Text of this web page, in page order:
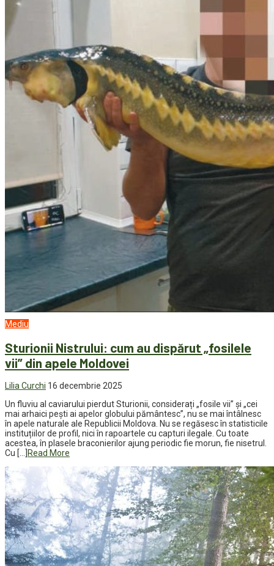
Mediu
Sturionii Nistrului: cum au dispărut „fosilele
vii” din apele Moldovei
Lilia Curchi 16 decembrie 2025
Un fluviu al caviarului pierdut Sturionii, considerați „fosile vii” și „cei
mai arhaici pești ai apelor globului pământesc”, nu se mai întâlnesc
în apele naturale ale Republicii Moldova. Nu se regăsesc în statisticile
instituțiilor de profil, nici în rapoartele cu capturi ilegale. Cu toate
acestea, în plasele braconierilor ajung periodic fie morun, fie nisetrul.
Cu […] Read More